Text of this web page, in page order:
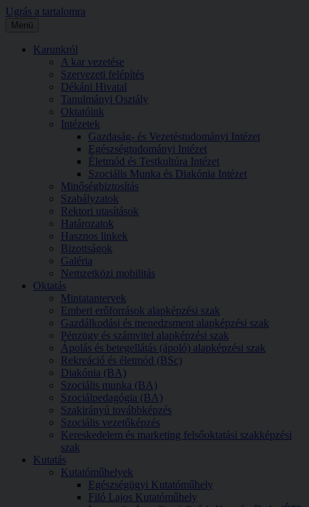
Ugrás a tartalomra
Menü
Karunkról
A kar vezetése
Szervezeti felépítés
Dékáni Hivatal
Tanulmányi Osztály
Oktatóink
Intézetek
Gazdaság- és Vezetéstudományi Intézet
Egészségtudományi Intézet
Életmód és Testkultúra Intézet
Szociális Munka és Diakónia Intézet
Minőségbiztosítás
Szabályzatok
Rektori utasítások
Határozatok
Hasznos linkek
Bizottságok
Galéria
Nemzetközi mobilitás
Oktatás
Mintatantervek
Emberi erőforrások alapképzési szak
Gazdálkodási és menedzsment alapképzési szak
Pénzügy és számvitel alapképzési szak
Ápolás és betegellátás (ápoló) alapképzési szak
Rekreáció és életmód (BSc)
Diakónia (BA)
Szociális munka (BA)
Szociálpedagógia (BA)
Szakirányú továbbképzés
Szociális vezetőképzés
Kereskedelem és marketing felsőoktatási szakképzési
szak
Kutatás
Kutatóműhelyek
Egészségügyi Kutatóműhely
Filó Lajos Kutatóműhely